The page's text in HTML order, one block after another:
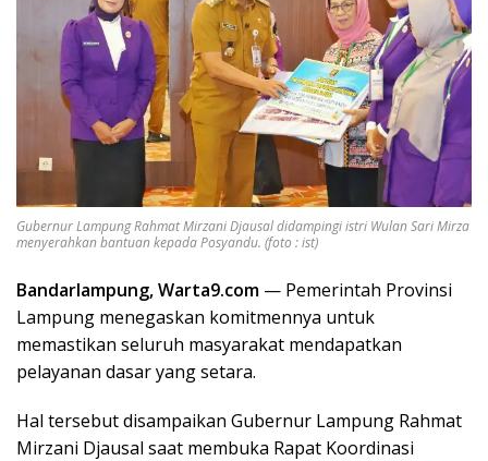
Gubernur Lampung Rahmat Mirzani Djausal didampingi istri Wulan Sari Mirza
menyerahkan bantuan kepada Posyandu. (foto : ist)
Bandarlampung, Warta9.com — Pemerintah Provinsi
Lampung menegaskan komitmennya untuk
memastikan seluruh masyarakat mendapatkan
pelayanan dasar yang setara.
Hal tersebut disampaikan Gubernur Lampung Rahmat
Mirzani Djausal saat membuka Rapat Koordinasi